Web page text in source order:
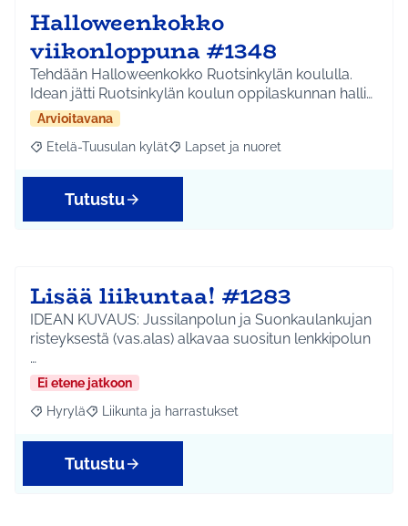
Halloweenkokko
viikonloppuna #1348
Tehdään Halloweenkokko Ruotsinkylän koululla.
Idean jätti Ruotsinkylän koulun oppilaskunnan halli…
Arvioitavana
Rajaa tulokset aihepiirin mukaan: Etelä-Tuusulan kylät
Etelä-Tuusulan kylät Rajaa tulokset teeman mukaan: Lapset
Lapset ja nuoret
Tutustu
Lisää liikuntaa! #1283
IDEAN KUVAUS: Jussilanpolun ja Suonkaulankujan
risteyksestä (vas.alas) alkavaa suositun lenkkipolun
…
Ei etene jatkoon
Rajaa tulokset aihepiirin mukaan: Hyrylä
Hyrylä Rajaa tulokset teeman mukaan: Liikunta ja
Liikunta ja harrastukset
Tutustu